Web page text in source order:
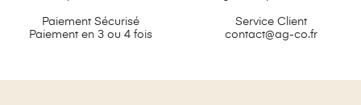
Paiement Sécurisé
Paiement en 3 ou 4 fois
Service Client
contact@ag-co.fr